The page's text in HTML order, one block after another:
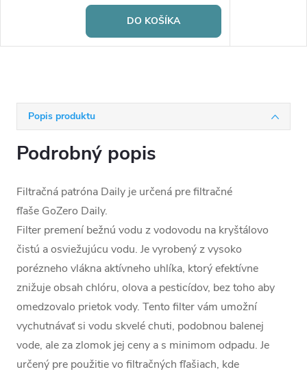
Popis produktu
Podrobný popis
Filtračná patróna Daily je určená pre filtračné
fľaše GoZero Daily.
Filter premení bežnú vodu z vodovodu na kryštálovo
čistú a osviežujúcu vodu. Je vyrobený z vysoko
porézneho vlákna aktívneho uhlíka, ktorý efektívne
znižuje obsah chlóru, olova a pesticídov, bez toho aby
omedzovalo prietok vody. Tento filter vám umožní
vychutnávať si vodu skvelé chuti, podobnou balenej
vode, ale za zlomok jej ceny a s minimom odpadu. Je
určený pre použitie vo filtračných fľašiach, kde
DO KOŠÍKA